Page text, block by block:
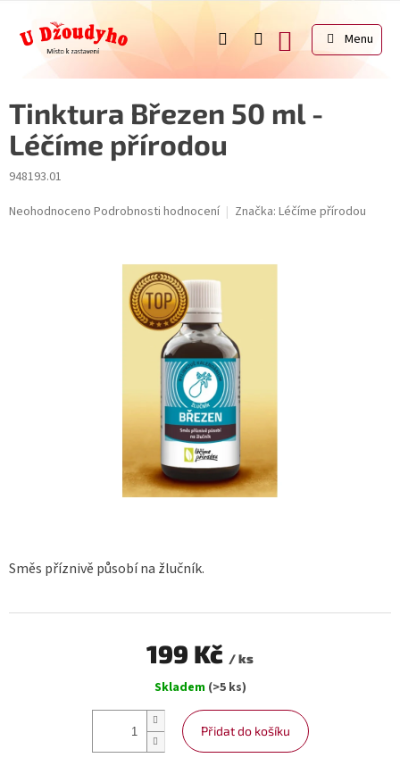
obsah
NÁKUPNÍ
KOŠÍK
Tinktura Březen 50 ml -
Léčíme přírodou
948193.01
Průměrné
Neohodnoceno Podrobnosti hodnocení Značka: Léčíme přírodou
Směs příznivě působí na žlučník.
199 Kč / ks
cena:
Skladem (>5 ks)
Přidat do košíku